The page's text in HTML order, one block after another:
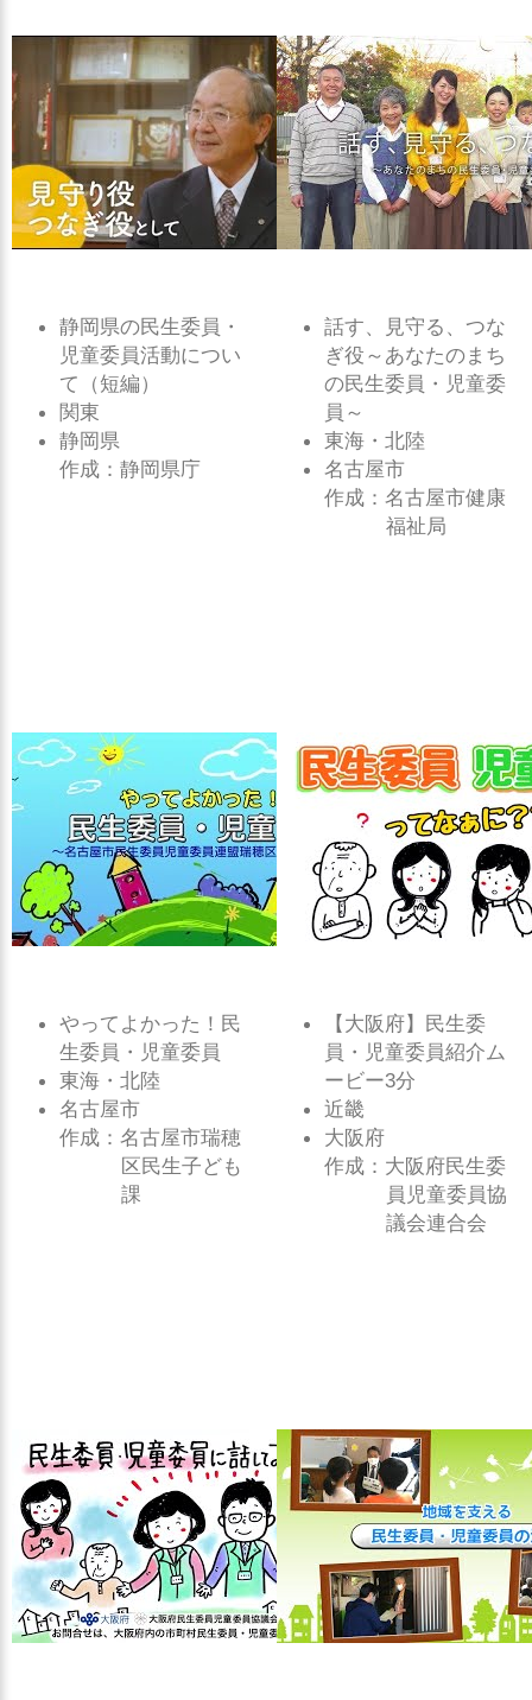
静岡県の民生委員・
児童委員活動につい
て（短編）
関東
静岡県
作成：静岡県庁
話す、見守る、つな
ぎ役～あなたのまち
の民生委員・児童委
員～
東海・北陸
名古屋市
作成：名古屋市健康
福祉局
やってよかった！民
生委員・児童委員
東海・北陸
名古屋市
作成：名古屋市瑞穂
区民生子ども
課
【大阪府】民生委
員・児童委員紹介ム
ービー3分
近畿
大阪府
作成：大阪府民生委
員児童委員協
議会連合会